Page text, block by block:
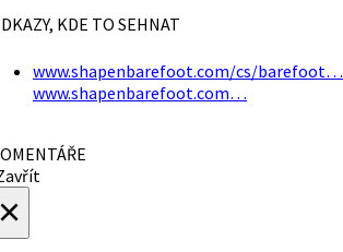
KDE TO SEHNAT
www.shapenbarefoot.com/cs/barefoot…
www.shapenbarefoot.com…